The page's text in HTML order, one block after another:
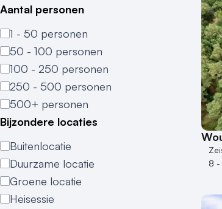
Aantal personen
1 - 50 personen
50 - 100 personen
100 - 250 personen
250 - 500 personen
500+ personen
Bijzondere locaties
Buitenlocatie
Duurzame locatie
Groene locatie
Heisessie
8 -